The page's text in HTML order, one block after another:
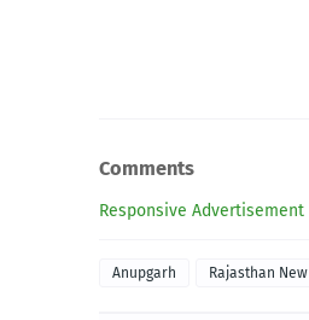
Comments
Responsive Advertisement
Anupgarh Rajasthan New